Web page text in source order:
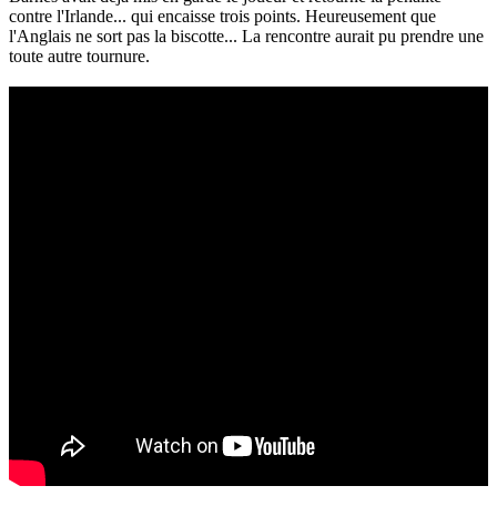
contre l'Irlande... qui encaisse trois points. Heureusement que
l'Anglais ne sort pas la biscotte... La rencontre aurait pu prendre une
toute autre tournure.